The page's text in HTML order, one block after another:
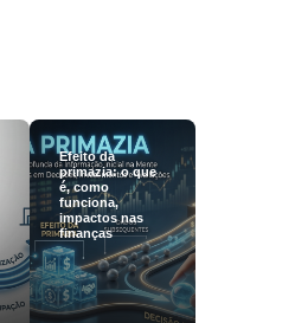
Efeito da
primazia: o que
é, como
funciona,
impactos nas
finanças